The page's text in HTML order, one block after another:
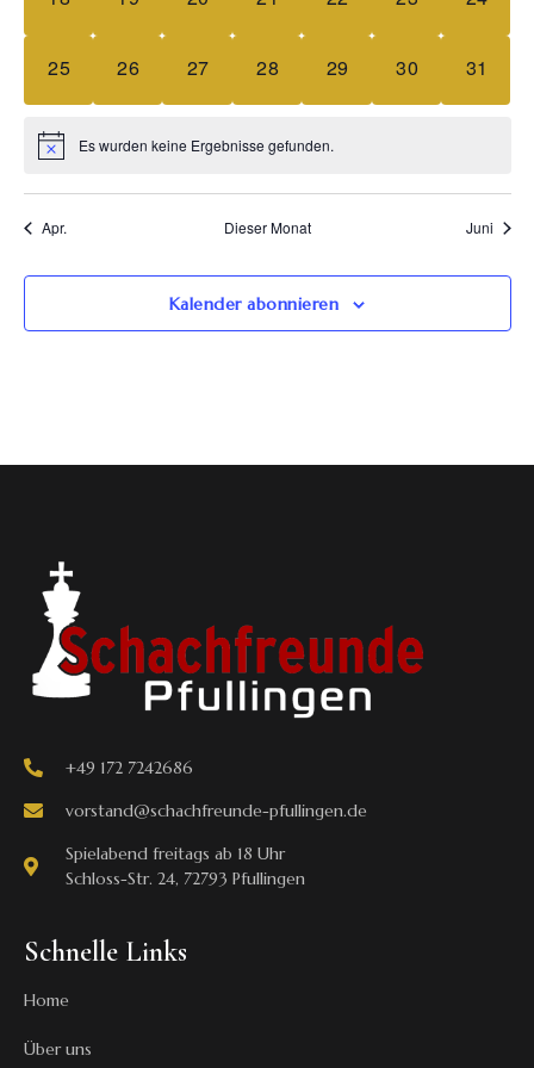
0 Veranstaltungen,
25 0 Veranstaltungen,
26 0 Veranstaltungen,
27 0 Veranstaltungen,
28 0 Veranstaltungen,
29 0
30 0
31
Es wurden keine Ergebnisse gefunden.
Apr. Dieser Monat Juni
Kalender abonnieren
+49 172 7242686
vorstand@schachfreunde-pfullingen.de
Spielabend freitags ab 18 Uhr
Schloss-Str. 24, 72793 Pfullingen
Schnelle Links
Home
Über uns